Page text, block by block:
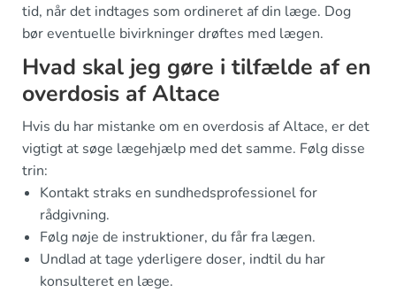
tid, når det indtages som ordineret af din læge. Dog
bør eventuelle bivirkninger drøftes med lægen.
Hvad skal jeg gøre i tilfælde af en
overdosis af Altace
Hvis du har mistanke om en overdosis af Altace, er det
vigtigt at søge lægehjælp med det samme. Følg disse
trin:
Kontakt straks en sundhedsprofessionel for
rådgivning.
Følg nøje de instruktioner, du får fra lægen.
Undlad at tage yderligere doser, indtil du har
konsulteret en læge.